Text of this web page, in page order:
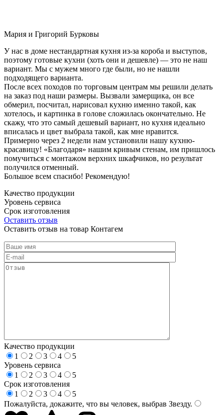
Мария и Григорий Бурковы
У нас в доме нестандартная кухня из-за короба и выступов,
поэтому готовые кухни (хоть они и дешевле) — это не наш
вариант. Мы с мужем много где были, но не нашли
подходящего варианта.
После всех походов по торговым центрам мы решили делать
на заказ под наши размеры. Вызвали замерщика, он все
обмерил, посчитал, нарисовал кухню именно такой, как
хотелось, и картинка в голове сложилась окончательно. Не
скажу, что это самый дешевый вариант, но кухня идеально
вписалась и цвет выбрала такой, как мне нравится.
Примерно через 2 недели нам установили нашу кухню-
красавицу! «Благодаря» нашим кривым стенам, им пришлось
помучиться с монтажом верхних шкафчиков, но результат
получился отменный.
Большое всем спасибо! Рекомендую!
Качество продукции
Уровень сервиса
Срок изготовления
Оставить отзыв
Оставить отзыв на товар Контагем
Качество продукции
1
2 3 4
5
Уровень сервиса
1
2 3 4
5
Срок изготовления
1
2 3 4
5
Пожалуйста, докажите, что вы человек, выбрав Звезду.